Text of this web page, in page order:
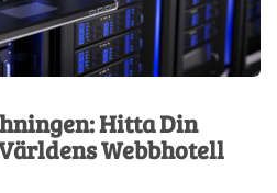
Hitta Din
Webbhotell